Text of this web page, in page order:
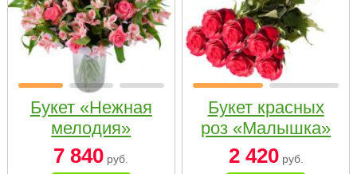
Букет «Нежная
мелодия»
7 840 руб.
Букет красных
роз «Малышка»
2 420руб.